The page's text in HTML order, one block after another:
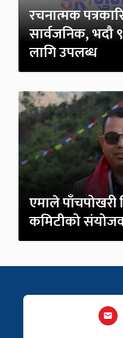
रचनात्मक
सार्वजनिक, भदौ
लागि उपलब्ध
एमाले पाँचपोखरी
कमिटीको